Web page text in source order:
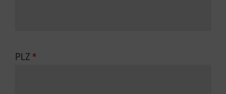
PLZ *